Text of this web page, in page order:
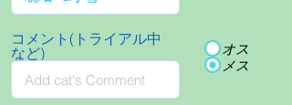
コメント(トライアル中
など)
オス
メス